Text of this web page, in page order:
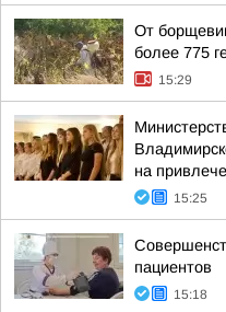
От
более 775
15:29
на
15:25
пациентов
15:18